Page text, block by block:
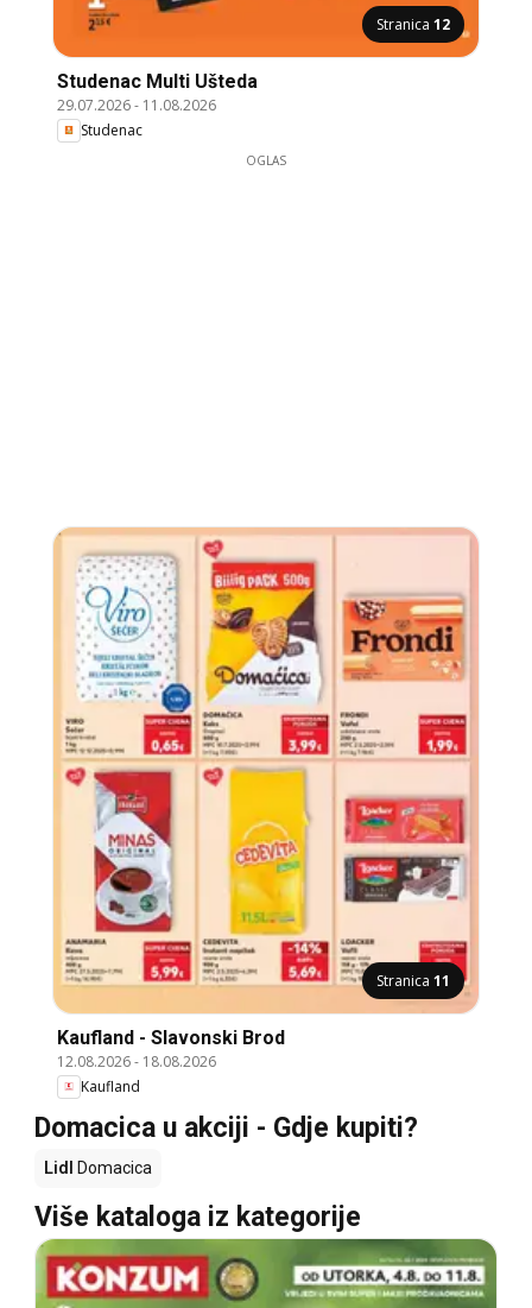
Stranica 12
Studenac Multi Ušteda
29.07.2026- 11.08.2026
Studenac
OGLAS
Stranica 11
Kaufland - Slavonski Brod
12.08.2026- 18.08.2026
Kaufland
Domacica u akciji - Gdje kupiti?
Lidl Domacica
Više kataloga iz kategorije